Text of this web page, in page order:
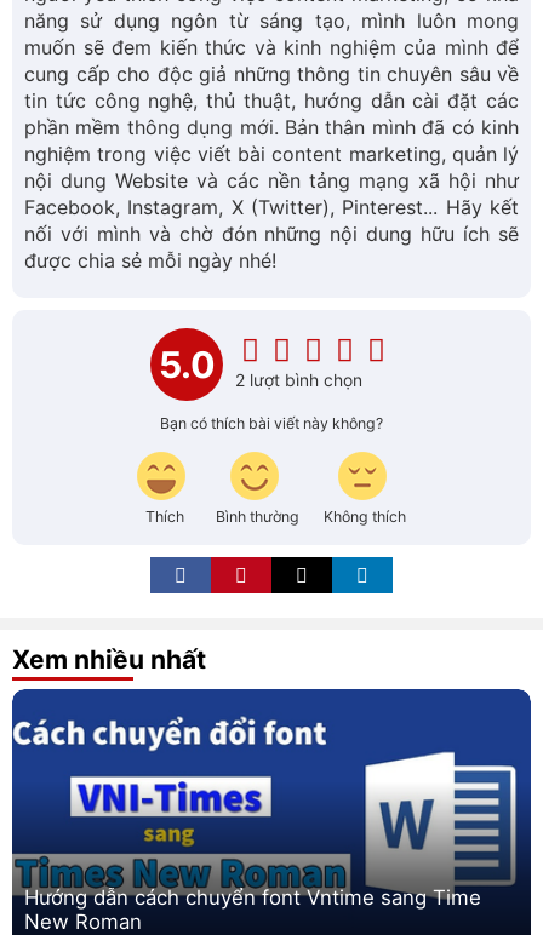
năng sử dụng ngôn từ sáng tạo, mình luôn mong
muốn sẽ đem kiến thức và kinh nghiệm của mình để
cung cấp cho độc giả những thông tin chuyên sâu về
tin tức công nghệ, thủ thuật, hướng dẫn cài đặt các
phần mềm thông dụng mới. Bản thân mình đã có kinh
nghiệm trong việc viết bài content marketing, quản lý
nội dung Website và các nền tảng mạng xã hội như
Facebook, Instagram, X (Twitter), Pinterest... Hãy kết
nối với mình và chờ đón những nội dung hữu ích sẽ
được chia sẻ mỗi ngày nhé!
5.0 2 lượt bình chọn
Bạn có thích bài viết này không?
Thích Bình thường Không thích
Xem nhiều nhất
Hướng dẫn cách chuyển font Vntime sang Time
New Roman